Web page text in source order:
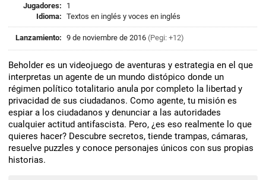
Jugadores:
1
Idioma: Textos en inglés y voces en inglés
Lanzamiento: 9 de noviembre de 2016 (Pegi: +12)
Beholder es un videojuego de aventuras y estrategia en el que
interpretas un agente de un mundo distópico donde un
régimen político totalitario anula por completo la libertad y
privacidad de sus ciudadanos. Como agente, tu misión es
espiar a los ciudadanos y denunciar a las autoridades
cualquier actitud antifascista. Pero, ¿es eso realmente lo que
quieres hacer? Descubre secretos, tiende trampas, cámaras,
resuelve puzzles y conoce personajes únicos con sus propias
historias.